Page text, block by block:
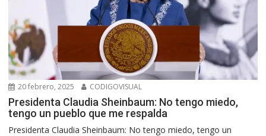
20 febrero, 2025 CODIGOVISUAL
Presidenta Claudia Sheinbaum: No tengo miedo,
tengo un pueblo que me respalda
Presidenta Claudia Sheinbaum: No tengo miedo, tengo un